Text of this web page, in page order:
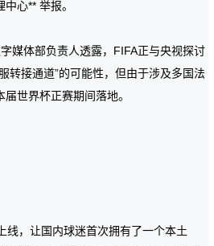
心** 举报。
媒体部负责人透露，FIFA正与央视探讨
转接通道”的可能性，但由于涉及多国法
世界杯正赛期间落地。
线，让国内球迷首次拥有了一个本土